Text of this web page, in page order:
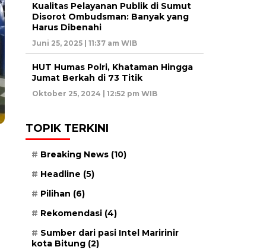
Kualitas Pelayanan Publik di Sumut
Disorot Ombudsman: Banyak yang
Harus Dibenahi
Juni 25, 2025 | 11:37 am WIB
HUT Humas Polri, Khataman Hingga
Jumat Berkah di 73 Titik
Oktober 25, 2024 | 12:52 pm WIB
TOPIK TERKINI
Breaking News (10)
Headline (5)
Pilihan (6)
Rekomendasi (4)
Sumber dari pasi Intel Maririnir
kota Bitung (2)